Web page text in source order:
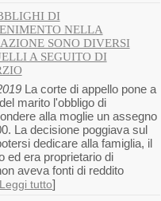
DI
NELLA
SONO DIVERSI
A SEGUITO DI
La corte di appello pone a
marito l'obbligo di
alla moglie un assegno
La decisione poggiava sul
dedicare alla famiglia, il
ed era proprietario di
aveva fonti di reddito
Leggi tutto]